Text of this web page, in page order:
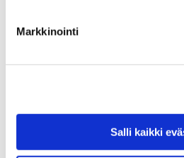
Markkinointi
Salli kaikki